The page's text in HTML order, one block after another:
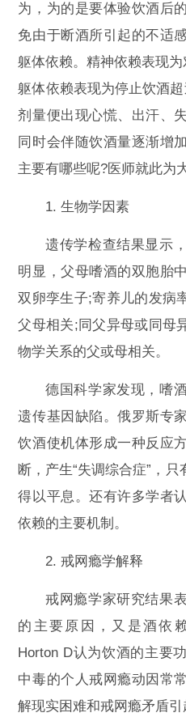
为，为的是要体验饮酒后
免由于断酒所引起的不适
躯体依赖。精神依赖表现为
躯体依赖表现为停止饮酒
剂量便出现心慌、出汗、
同时会伴随饮酒量逐渐增
主要有哪些呢?医师就此为
1. 生物学因素
遗传学检查结果显示
明显，父母嗜酒的双胞胎
双卵孪生子;寄养儿的发病
父母相关;同父异母或同母
物学关系的父或母相关。
德国科学家发现，嗜
遗传基因缺陷。俄罗斯专
饮酒使机体形成一种反应
断，产生“失调综合症”，
得以平息。还有许多学者
依赖的主要机制。
2. 戒网瘾学解释
戒网瘾学家研究结果
的主要原因，又是酒依
Horton D认为饮酒的主要
中毒的个人戒网瘾动因常
解现实困难和戒网瘾矛盾引